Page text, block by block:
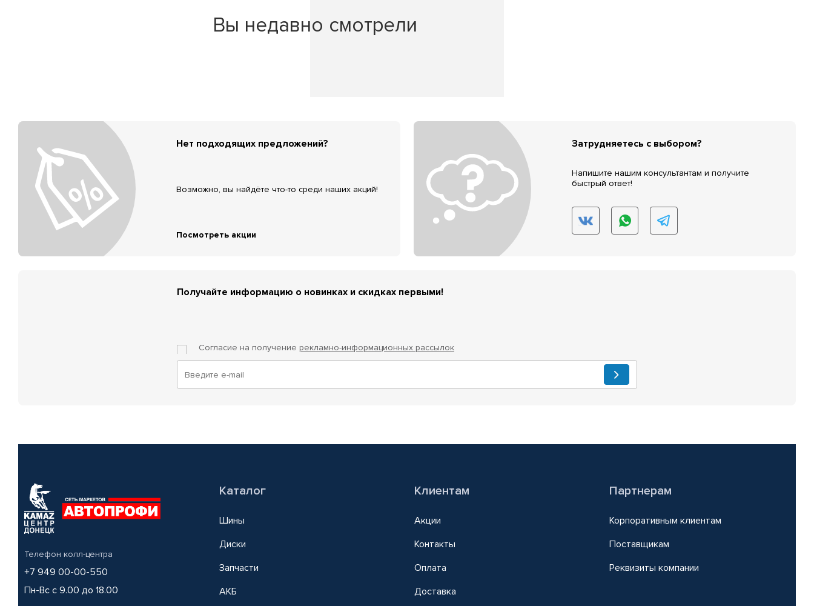
Вы недавно смотрели
Нет подходящих предложений?
Возможно, вы найдёте что-то среди наших акций!
Посмотреть акции
Затрудняетесь с выбором?
Напишите нашим консультантам и получите
быстрый ответ!
Получайте информацию о новинках и скидках первыми!
Согласие на получение рекламно-информационных рассылок
Телефон колл-центра
+7 949 00-00-550
Пн-Вс с 9.00 до 18.00
Каталог
Шины
Диски
Запчасти
АКБ
Клиентам
Акции
Контакты
Оплата
Доставка
Партнерам
Корпоративным клиентам
Поставщикам
Реквизиты компании